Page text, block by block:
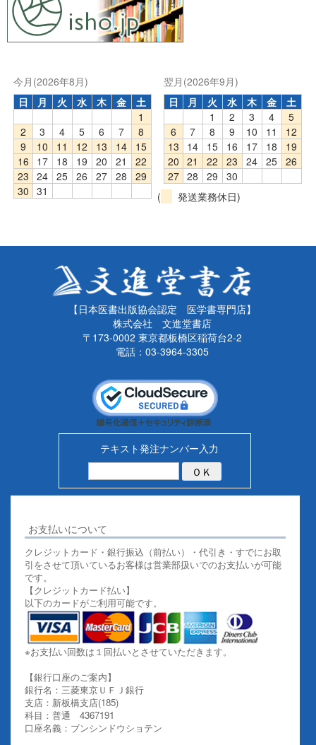
今月(2026年8月)
日
月 火 水 木 金
土
1
2
3 4 5 6 7
8
9
10 11 12 13 14
15
16
17 18 19 20 21
22
23
24 25 26 27 28
29
30
31
翌月(2026年9月)
日
月 火 水 木 金
土
1
2 3 4
5
6
7 8 9 10 11
12
13
14 15 16 17 18
19
20
21 22 23 24 25
26
27 28 29
30
(
発送業務休日)
【日本医書出版協会認定 医学書専門店】
株式会社 文進堂書店
〒173-0002 東京都板橋区稲荷台2-2
電話：03-3964-3305
テキスト発注ナンバー入力
お支払いについて
クレジットカード・銀行振込（前払い）・代引き・すでにお取
引をさせて頂いているお客様は営業部扱いでのお支払いが可能
です。
【クレジットカード払い】
以下のカードがご利用可能です。
※お支払い回数は１回払いとさせていただきます。
【銀行口座のご案内】
銀行名：三菱東京ＵＦＪ銀行
支店：新板橋支店(185)
科目：普通 4367191
口座名義：ブンシンドウショテン